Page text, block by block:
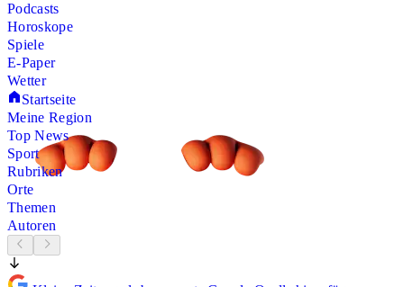
Podcasts
Horoskope
Spiele
E-Paper
Wetter
Startseite
Meine Region
Top News
Sport
Rubriken
Orte
Themen
Autoren